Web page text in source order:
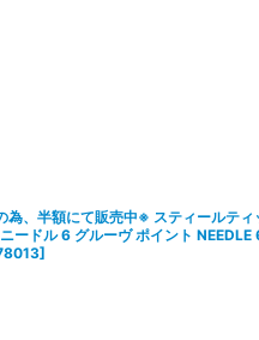
為、半額にて販売中※ スティールティ
ードル 6 グルーヴ ポイント NEEDLE
]